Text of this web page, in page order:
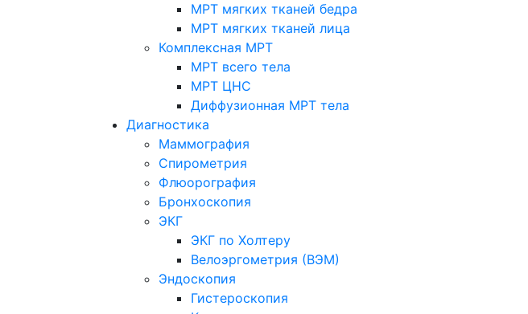
МРТ мягких тканей бедра
МРТ мягких тканей лица
Комплексная МРТ
МРТ всего тела
МРТ ЦНС
Диффузионная МРТ тела
Диагностика
Маммография
Спирометрия
Флюорография
Бронхоскопия
ЭКГ
ЭКГ по Холтеру
Велоэргометрия (ВЭМ)
Эндоскопия
Гистероскопия